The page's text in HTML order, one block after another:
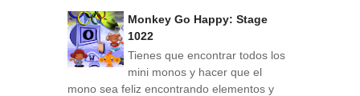
Monkey Go Happy: Stage
1022
Tienes que encontrar todos los
mini monos y hacer que el
mono sea feliz encontrando elementos y